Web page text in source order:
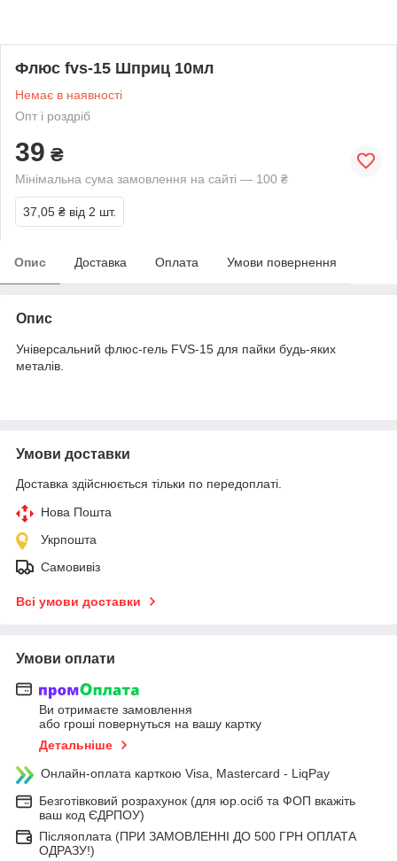
Флюс fvs-15 Шприц 10мл
Немає в наявності
Опт і роздріб
39 ₴
Мінімальна сума замовлення на сайті — 100 ₴
37,05 ₴ від 2 шт.
Опис Доставка Оплата Умови повернення
Опис
Універсальний флюс-гель FVS-15 для пайки будь-яких
металів.
Умови доставки
Доставка здійснюється тільки по передоплаті.
Нова Пошта
Укрпошта
Самовивіз
Всі умови доставки
Умови оплати
Ви отримаєте замовлення
або гроші повернуться на вашу картку
Детальніше
Онлайн-оплата карткою Visa, Mastercard - LiqPay
Безготівковий розрахунок (для юр.осіб та ФОП вкажіть
ваш код ЄДРПОУ)
Післяоплата (ПРИ ЗАМОВЛЕННІ ДО 500 ГРН ОПЛАТА
ОДРАЗУ!)